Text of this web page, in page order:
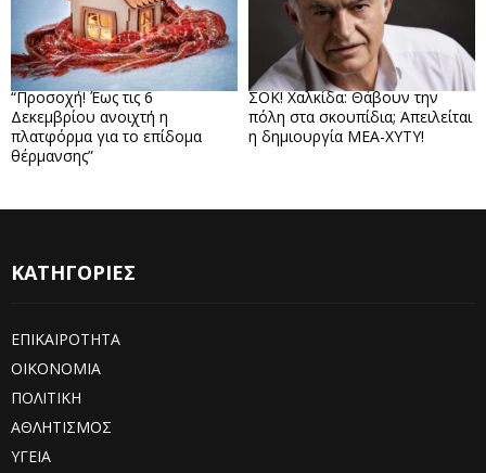
“Προσοχή! Έως τις 6
Δεκεμβρίου ανοιχτή η
πλατφόρμα για το επίδομα
θέρμανσης”
ΣΟΚ! Χαλκίδα: Θάβουν την
πόλη στα σκουπίδια; Απειλείται
η δημιουργία ΜΕΑ-ΧΥΤΥ!
ΚΑΤΗΓΟΡΙΕΣ
ΕΠΙΚΑΙΡΟΤΗΤΑ
ΟΙΚΟΝΟΜΙΑ
ΠΟΛΙΤΙΚΗ
ΑΘΛΗΤΙΣΜΟΣ
ΥΓΕΙΑ